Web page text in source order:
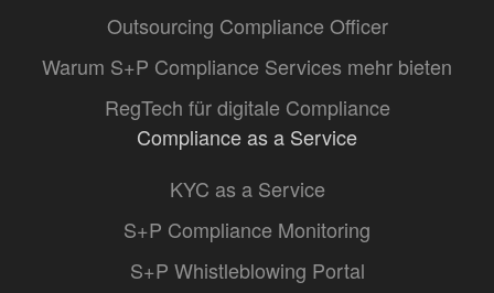
Outsourcing Compliance Officer
Warum S+P Compliance Services mehr bieten
RegTech für digitale Compliance
Compliance as a Service
KYC as a Service
S+P Compliance Monitoring
S+P Whistleblowing Portal